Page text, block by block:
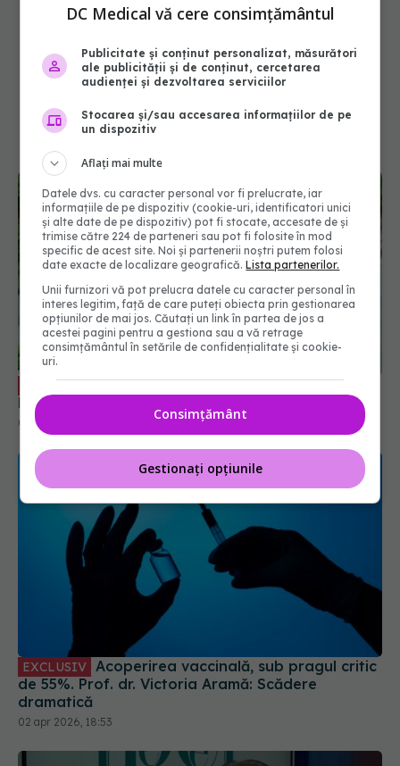
EXCLUSIV De ce sunt arătate femeile cu degetul.
Dr. Andreas Vythoulkas: Trebuie să ne descurcăm!
06 noi 2025, 23:46
EXCLUSIV
de 55%. Prof. dr. Victoria Aramă: Scădere
dramatică
02 apr 2026, 18:53
DC Medical vă cere consimțământul
Publicitate și conținut personalizat, măsurători
ale publicității și de conținut, cercetarea
audienței și dezvoltarea serviciilor
Stocarea și/sau accesarea informațiilor de pe
un dispozitiv
Aflați mai multe
Datele dvs. cu caracter personal vor fi prelucrate, iar
informațiile de pe dispozitiv (cookie-uri, identificatori unici
și alte date de pe dispozitiv) pot fi stocate, accesate de și
trimise către 224 de parteneri sau pot fi folosite în mod
specific de acest site. Noi și partenerii noștri putem folosi
date exacte de localizare geografică.Lista partenerilor.
Unii furnizori vă pot prelucra datele cu caracter personal în
interes legitim, față de care puteți obiecta prin gestionarea
opțiunilor de mai jos. Căutați un link în partea de jos a
acestei pagini pentru a gestiona sau a vă retrage
consimțământul în setările de confidențialitate și cookie-
uri.
Consimțământ
Gestionați opțiunile